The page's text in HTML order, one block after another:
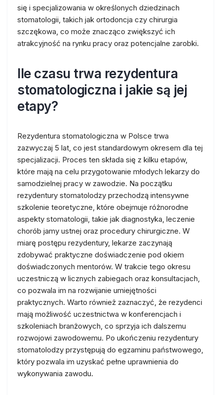
się i specjalizowania w określonych dziedzinach
stomatologii, takich jak ortodoncja czy chirurgia
szczękowa, co może znacząco zwiększyć ich
atrakcyjność na rynku pracy oraz potencjalne zarobki.
Ile czasu trwa rezydentura
stomatologiczna i jakie są jej
etapy?
Rezydentura stomatologiczna w Polsce trwa
zazwyczaj 5 lat, co jest standardowym okresem dla tej
specjalizacji. Proces ten składa się z kilku etapów,
które mają na celu przygotowanie młodych lekarzy do
samodzielnej pracy w zawodzie. Na początku
rezydentury stomatolodzy przechodzą intensywne
szkolenie teoretyczne, które obejmuje różnorodne
aspekty stomatologii, takie jak diagnostyka, leczenie
chorób jamy ustnej oraz procedury chirurgiczne. W
miarę postępu rezydentury, lekarze zaczynają
zdobywać praktyczne doświadczenie pod okiem
doświadczonych mentorów. W trakcie tego okresu
uczestniczą w licznych zabiegach oraz konsultacjach,
co pozwala im na rozwijanie umiejętności
praktycznych. Warto również zaznaczyć, że rezydenci
mają możliwość uczestnictwa w konferencjach i
szkoleniach branżowych, co sprzyja ich dalszemu
rozwojowi zawodowemu. Po ukończeniu rezydentury
stomatolodzy przystępują do egzaminu państwowego,
który pozwala im uzyskać pełne uprawnienia do
wykonywania zawodu.